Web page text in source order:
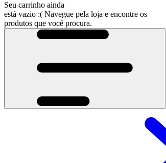
Seu carrinho ainda
está vazio :( Navegue pela loja e encontre os
produtos que você procura.